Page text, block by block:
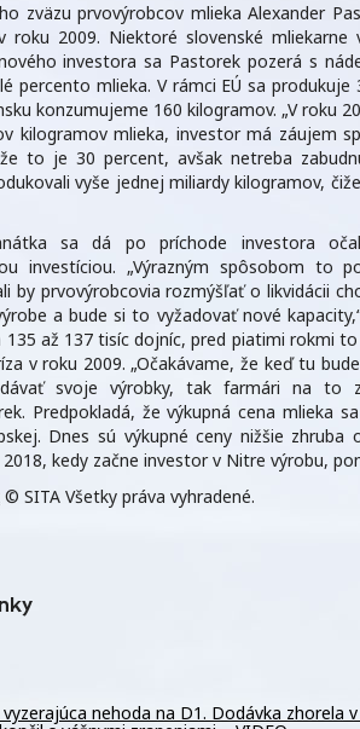
zväzu prvovýrobcov mlieka Alexander
2009. Niektoré slovenské mliekarne
investora sa Pastorek pozerá s
percento mlieka. V rámci EÚ sa
konzumujeme 160 kilogramov. „V roku
kilogramov mlieka, investor má záujem
to je 30 percent, avšak netreba
vyše jednej miliardy kilogramov,
sa dá po príchode investora
investíciou. „Výrazným spôsobom to
by prvovýrobcovia rozmýšľať o likvidácii
a bude si to vyžadovať nové
135 až 137 tisíc dojníc, pred piatimi rokmi
v roku 2009. „Očakávame, že keď tu
svoje výrobky, tak farmári na to
Predpokladá, že výkupná cena mlieka
Dnes sú výkupné ceny nižšie zhruba
kedy začne investor v Nitre výrobu,
© SITA Všetky práva vyhradené.
nehoda na D1. Dodávka zhorela